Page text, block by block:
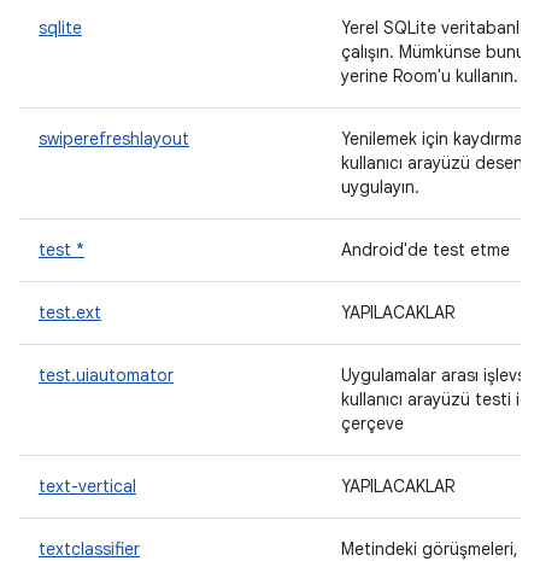
sqlite
Yerel SQLite
çalışın. Mümkünse bunun
yerine Room'u kullanın.
swiperefreshlayout
Yenilemek için kaydırma
kullanıcı arayüzü desenini
uygulayın.
test * Android'de test etme
test.ext YAPILACAKLAR
test.uiautomator
Uygulamalar arası işlevsel
kullanıcı arayüzü testi
çerçeve
text-vertical YAPILACAKLAR
textclassifier
Metindeki görüşmeleri,